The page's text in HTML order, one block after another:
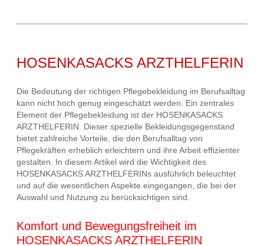
HOSENKASACKS ARZTHELFERIN
Die Bedeutung der richtigen Pflegebekleidung im Berufsalltag
kann nicht hoch genug eingeschätzt werden. Ein zentrales
Element der Pflegebekleidung ist der HOSENKASACKS
ARZTHELFERIN. Dieser spezielle Bekleidungsgegenstand
bietet zahlreiche Vorteile, die den Berufsalltag von
Pflegekräften erheblich erleichtern und ihre Arbeit effizienter
gestalten. In diesem Artikel wird die Wichtigkeit des
HOSENKASACKS ARZTHELFERINs ausführlich beleuchtet
und auf die wesentlichen Aspekte eingegangen, die bei der
Auswahl und Nutzung zu berücksichtigen sind.
Komfort und Bewegungsfreiheit im
HOSENKASACKS ARZTHELFERIN